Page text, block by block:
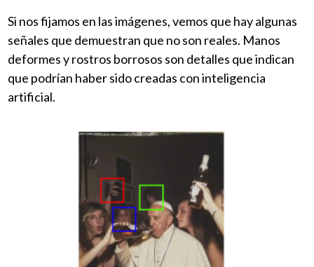
Si nos fijamos en las imágenes, vemos que hay algunas
señales que demuestran que no son reales. Manos
deformes y rostros borrosos son detalles que indican
que podrían haber sido creadas con inteligencia
artificial.